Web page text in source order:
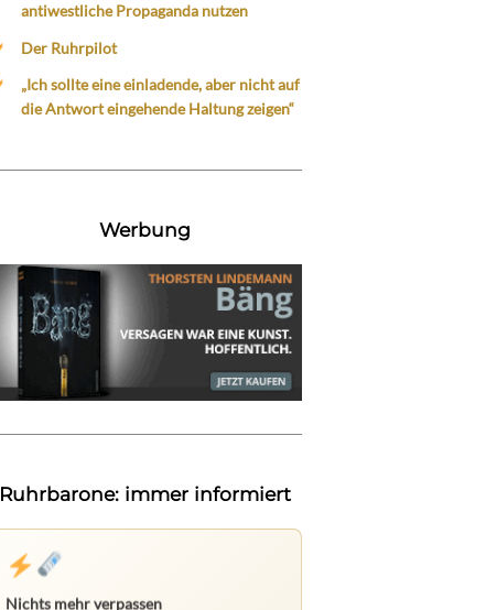
antiwestliche Propaganda nutzen
Der Ruhrpilot
„Ich sollte eine einladende, aber nicht auf
die Antwort eingehende Haltung zeigen“
Werbung
Ruhrbarone: immer informiert